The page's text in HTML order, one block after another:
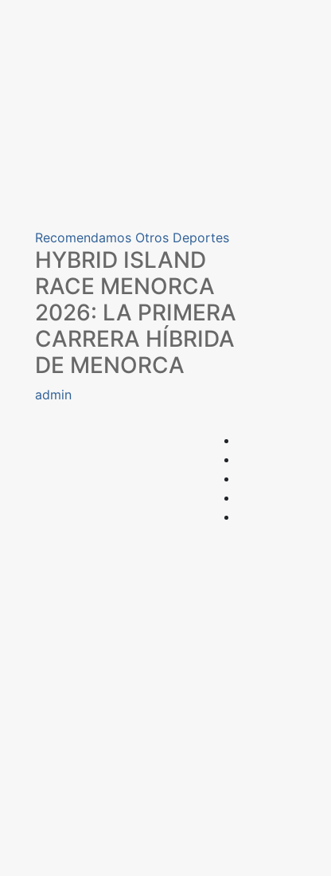
Recomendamos Otros Deportes
HYBRID ISLAND
RACE MENORCA
2026: LA PRIMERA
CARRERA HÍBRIDA
DE MENORCA
admin